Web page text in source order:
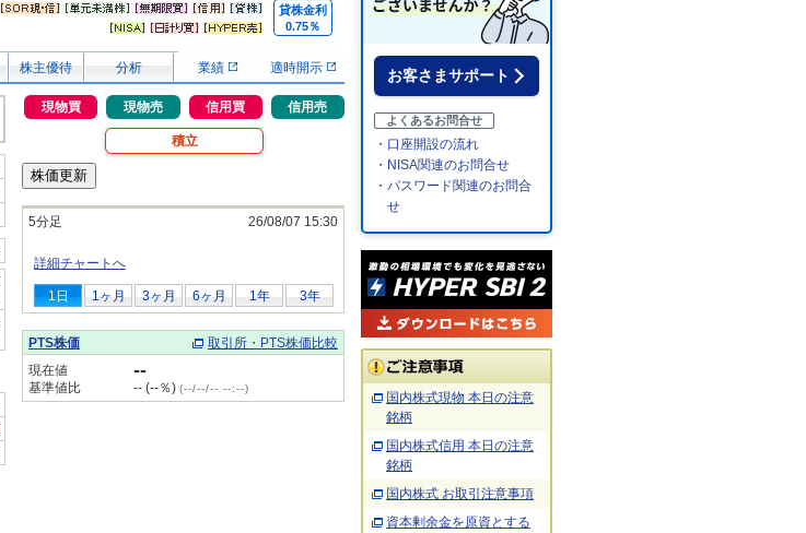
貸株金利
0.75％
株主優待 分析 業績 適時開示
現物買 現物売 信用買 信用売
積立
5分足 26/08/07 15:30
詳細チャートへ
1日 1ヶ月 3ヶ月 6ヶ月 1年 3年
PTS株価
取引所・PTS株価比較
現在値
--
基準値比 -- (--％) (--/--/-- --:--)
お客さまサポート
よくあるお問合せ
・口座開設の流れ
・NISA関連のお問合せ
・パスワード関連のお問合
せ
国内株式現物 本日の注意
銘柄
国内株式信用 本日の注意
銘柄
国内株式 お取引注意事項
資本剰余金を原資とする